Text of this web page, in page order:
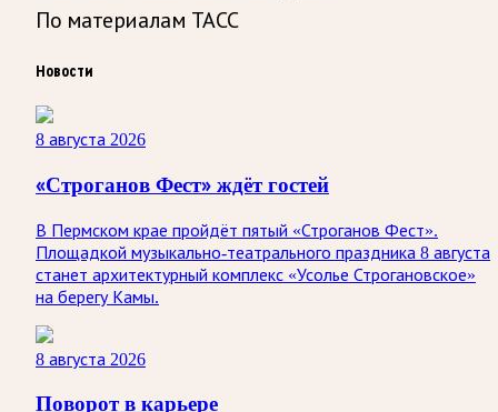
По материалам ТАСС
Новости
8 августа 2026
«Строганов Фест» ждёт гостей
В Пермском крае пройдёт пятый «Строганов Фест».
Площадкой музыкально-театрального праздника 8 августа
станет архитектурный комплекс «Усолье Строгановское»
на берегу Камы.
8 августа 2026
Поворот в карьере